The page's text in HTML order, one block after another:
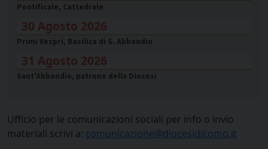
Pontificale, Cattedrale
30 Agosto 2026
Primi Vespri, Basilica di S. Abbondio
31 Agosto 2026
Sant'Abbondio, patrono della Diocesi
Ufficio per le comunicazioni sociali per info o invio
materiali scrivi a: comunicazione@diocesidicomo.it